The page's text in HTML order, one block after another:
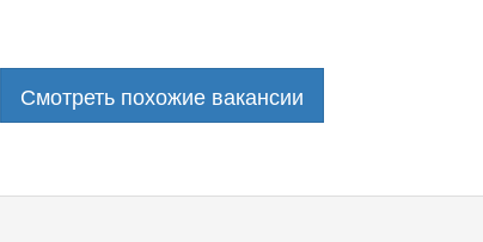
Смотреть похожие вакансии